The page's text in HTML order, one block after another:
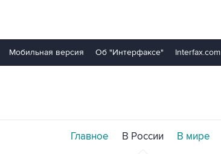
Мобильная версия Об "Интерфаксе" Interfax.com
Главное В России В мире